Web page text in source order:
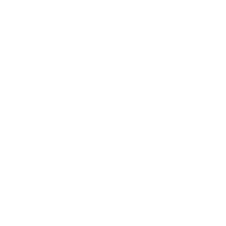
колекция ни позволява да
колекция- като всички
без да се налага да
нетните постъпления от
Двамата партньори са много
демонстрира, че сияйното червено
наши клиенти, които допринасят за